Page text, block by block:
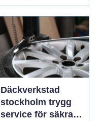
Däckverkstad
stockholm trygg
service för säkra